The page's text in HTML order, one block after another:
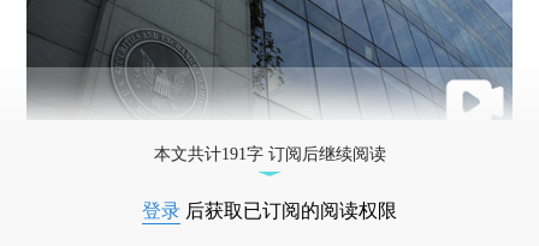
本文共计191字 订阅后继续阅读
登录 后获取已订阅的阅读权限